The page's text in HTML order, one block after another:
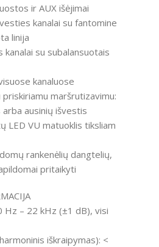
ir AUX išėjimai
kanalai su fantomine
linija
su subalansuotais
kanaluose
maršrutizavimu:
ausinių išvestis
LED VU matuoklis tiksliam
rankenėlių dangtelių,
pritaikyti
Hz – 22 kHz (±1 dB), visi
iškraipymas): <